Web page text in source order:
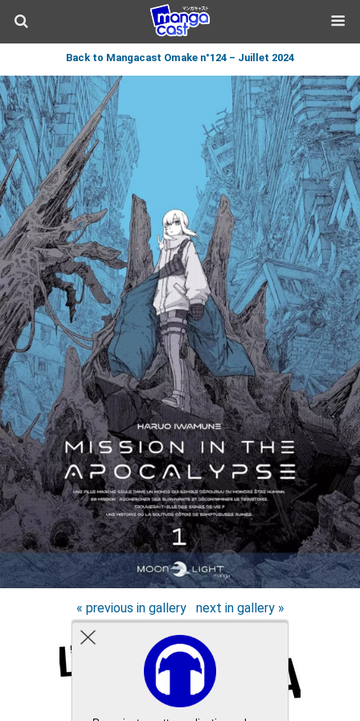
Back to Mangacast Omake n°124 – Juillet 2024
« previous in gallery next in gallery »